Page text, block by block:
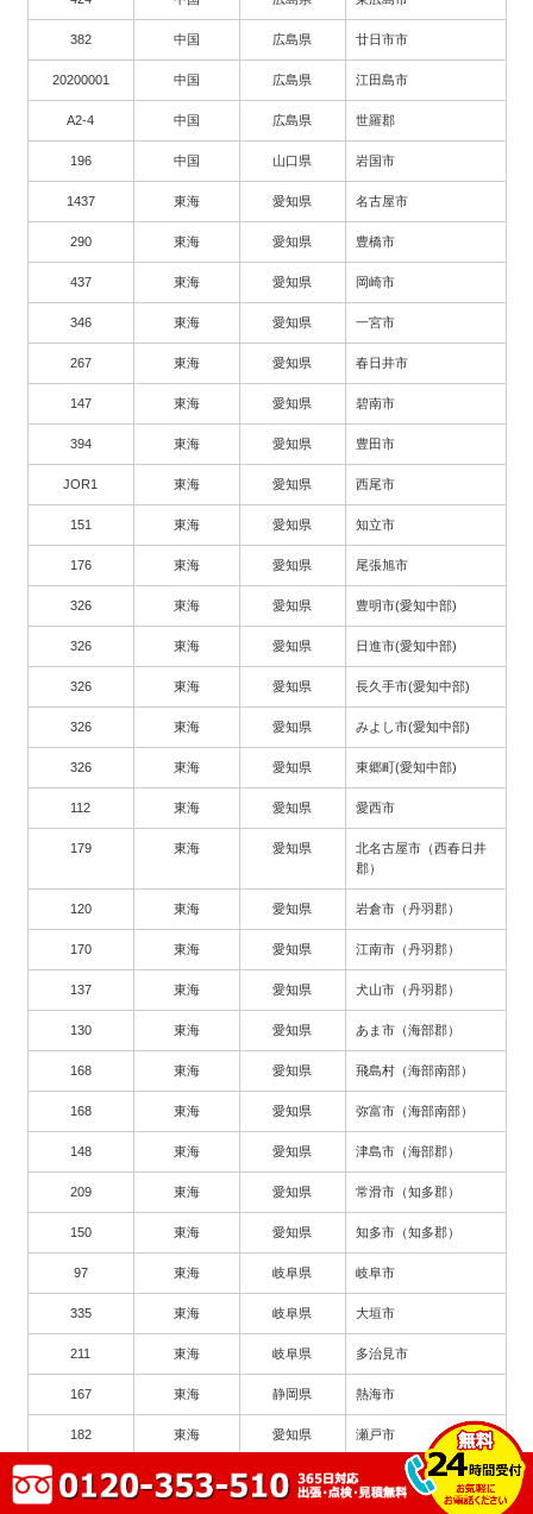
382 中国 広島県 廿日市市
20200001 中国 広島県 江田島市
A2-4 中国 広島県 世羅郡
196 中国 山口県 岩国市
1437 東海 愛知県 名古屋市
290 東海 愛知県 豊橋市
437 東海 愛知県 岡崎市
346 東海 愛知県 一宮市
267 東海 愛知県 春日井市
147 東海 愛知県 碧南市
394 東海 愛知県 豊田市
JOR1 東海 愛知県 西尾市
151 東海 愛知県 知立市
176 東海 愛知県 尾張旭市
326 東海 愛知県 豊明市(愛知中部)
326 東海 愛知県 日進市(愛知中部)
326 東海 愛知県 長久手市(愛知中部)
326 東海 愛知県 みよし市(愛知中部)
326 東海 愛知県 東郷町(愛知中部)
112 東海 愛知県 愛西市
179 東海 愛知県
北名古屋市（西春日井
郡）
120 東海 愛知県 岩倉市（丹羽郡）
170 東海 愛知県 江南市（丹羽郡）
137 東海 愛知県 犬山市（丹羽郡）
130 東海 愛知県 あま市（海部郡）
168 東海 愛知県 飛島村（海部南部）
168 東海 愛知県 弥富市（海部南部）
148 東海 愛知県 津島市（海部郡）
209 東海 愛知県 常滑市（知多郡）
150 東海 愛知県 知多市（知多郡）
97 東海 岐阜県 岐阜市
335 東海 岐阜県 大垣市
211 東海 岐阜県 多治見市
167 東海 静岡県 熱海市
182 東海 愛知県 瀬戸市
263 東海 愛知県 豊川市